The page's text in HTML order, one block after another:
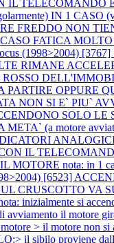
IL
IN 1
FREDDO NON
FATICA MOLTO
(1998>2004)
RIMANE
PARTIRE
NON SI E` PIU`
SOLO
(a motore
CON IL
nota: in 1
[6523]
VA SU
inizialmente si
il motore
> il motore non si
il sibilo proviene